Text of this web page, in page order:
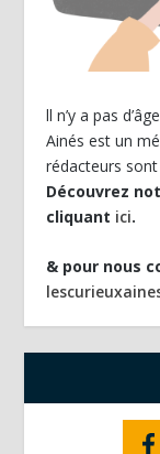
ll n’y a pas
Ainés est un
rédacteurs
Découvrez
cliquant ici.
& pour nous